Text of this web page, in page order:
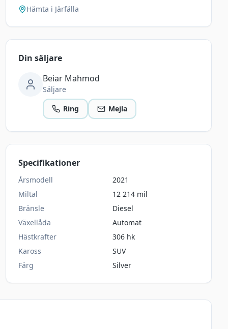
Hämta i Järfälla
Din säljare
Beiar Mahmod
Säljare
Ring
Mejla
Specifikationer
Årsmodell
2021
Miltal
12 214 mil
Bränsle
Diesel
Växellåda
Automat
Hästkrafter
306 hk
Kaross
SUV
Färg
Silver